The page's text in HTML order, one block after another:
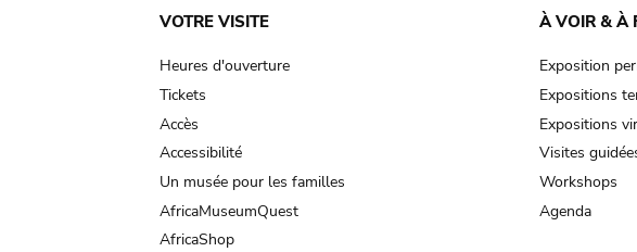
Main
navigation
VOTRE VISITE
Heures d'ouverture
Tickets
Accès
Accessibilité
Un musée pour les familles
AfricaMuseumQuest
AfricaShop
À VOIR & À
Exposition
Expositions
Expositions
Visites
Workshops
Agenda